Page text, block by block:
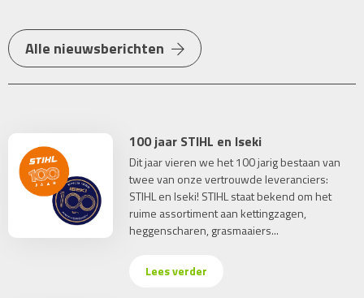
Alle nieuwsberichten
100 jaar STIHL en Iseki
Dit jaar vieren we het 100 jarig bestaan van
twee van onze vertrouwde leveranciers:
STIHL en Iseki! STIHL staat bekend om het
ruime assortiment aan kettingzagen,
heggenscharen, grasmaaiers...
Lees verder